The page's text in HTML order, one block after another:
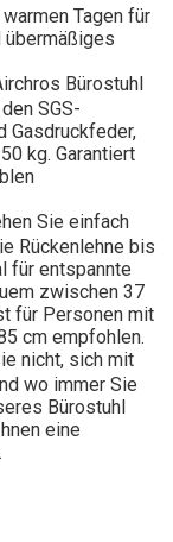
Tagen für
Bürostuhl
SGS-
Gasdruckfeder,
kg. Garantiert
Sie einfach
Rückenlehne bis
für entspannte
zwischen 37
für Personen mit
cm empfohlen.
nicht, sich mit
wo immer Sie
Bürostuhl
eine